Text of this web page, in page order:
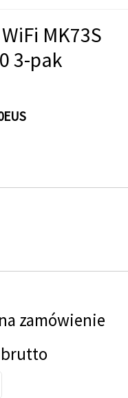
MK73S
3-pak
zamówienie
brutto